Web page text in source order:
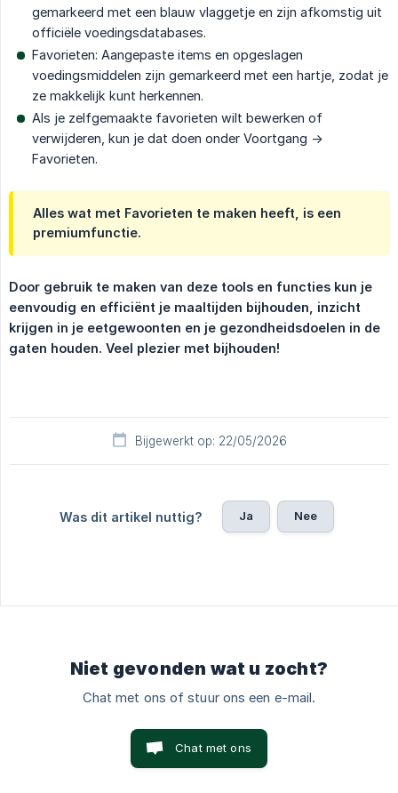
gemarkeerd met een blauw vlaggetje en zijn afkomstig uit
officiële voedingsdatabases.
Favorieten: Aangepaste items en opgeslagen
voedingsmiddelen zijn gemarkeerd met een hartje, zodat je
ze makkelijk kunt herkennen.
Als je zelfgemaakte favorieten wilt bewerken of
verwijderen, kun je dat doen onder Voortgang ->
Favorieten.
Alles wat met Favorieten te maken heeft, is een
premiumfunctie.
Door gebruik te maken van deze tools en functies kun je
eenvoudig en efficiënt je maaltijden bijhouden, inzicht
krijgen in je eetgewoonten en je gezondheidsdoelen in de
gaten houden. Veel plezier met bijhouden!
Bijgewerkt op: 22/05/2026
Was dit artikel nuttig? Ja Nee
Niet gevonden wat u zocht?
Chat met ons of stuur ons een e-mail.
Chat met ons